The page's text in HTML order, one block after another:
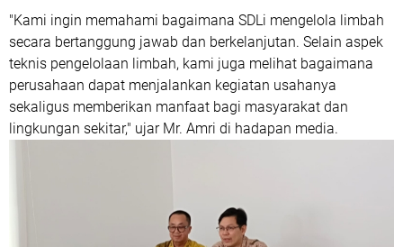
​"Kami ingin memahami bagaimana SDLi mengelola limbah
secara bertanggung jawab dan berkelanjutan. Selain aspek
teknis pengelolaan limbah, kami juga melihat bagaimana
perusahaan dapat menjalankan kegiatan usahanya
sekaligus memberikan manfaat bagi masyarakat dan
lingkungan sekitar," ujar Mr. Amri di hadapan media.